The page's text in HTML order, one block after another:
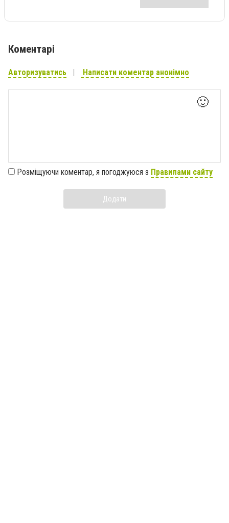
Коментарі
Авторизуватись Написати коментар анонімно
🙂
Розміщуючи коментар, я погоджуюся з Правилами сайту
Додати